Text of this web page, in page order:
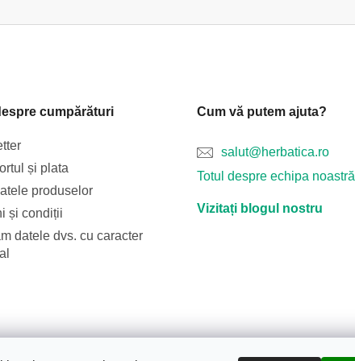
cumpărături
și plata
produselor
și condiții
datele dvs. cu caracter
Cum vă putem ajuta?
salut@herbatica.ro
Totul despre echipa noastră
Vizitați blogul nostru